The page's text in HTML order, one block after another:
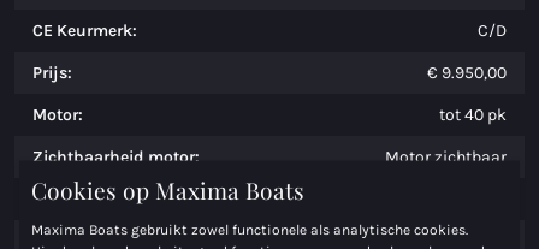
CE Keurmerk: C/D
Prijs: € 9.950,00
Motor: tot 40 pk
Zichtbaarheid motor: Motor zichtbaar
Maximumvermogen (PK):
Brandstof: Benzine
Cookies op Maxima Boats
Maxima Boats gebruikt zowel functionele als analytische cookies.